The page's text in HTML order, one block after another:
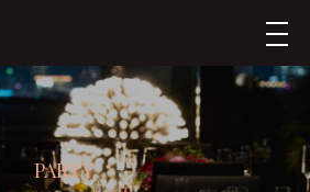
メ
ニ
ュ
ー
PARTY